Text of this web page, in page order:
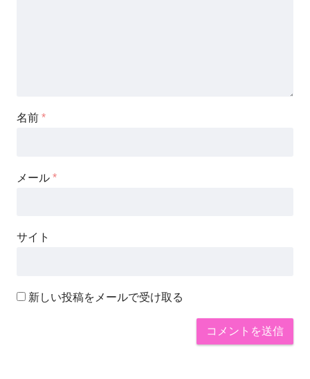
名前 *
メール *
サイト
新しい投稿をメールで受け取る